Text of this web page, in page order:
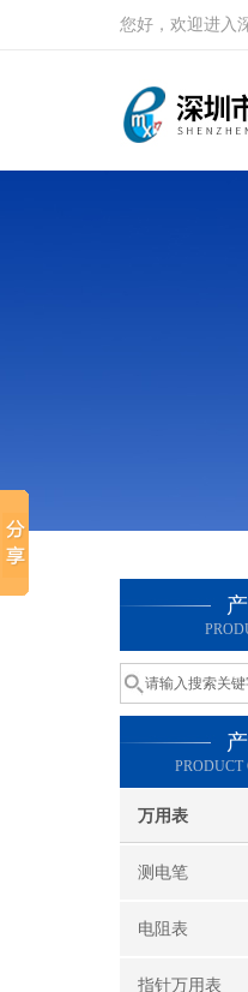
您好，欢迎进入
万用表
测电笔
电阻表
指针万用表